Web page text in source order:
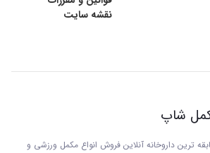
نقشه سایت
شاپ
ترین داروخانه آنلاین فروش انواع مکمل ورزشی و